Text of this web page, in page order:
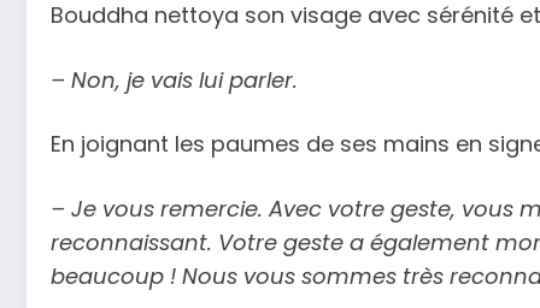
Bouddha nettoya son visage avec sérénité et
– Non, je vais lui parler.
En joignant les paumes de ses mains en
– Je vous remercie. Avec votre geste, vous
reconnaissant. Votre geste a également
beaucoup ! Nous vous sommes très